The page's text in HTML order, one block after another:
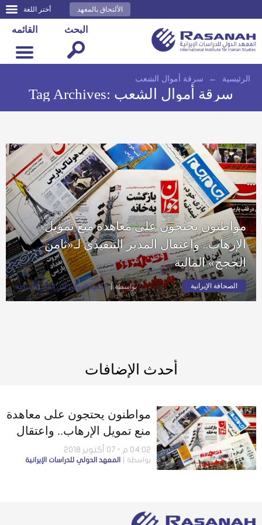
أختر اللغة الألتحاق بالمعهد
القائمه البحث
الرئيسية ← سرقة أموال الشعب
Tag Archives: سرقة أموال الشعب
مواطنون يحتجون على معاهدة منع تمويل
الإرهاب.. واعتقال المدير التنفيذي لـ«ثامن
الحجج» المالية
الصحافة الإيرانية بواسطة المعهد الدولي للدراسات الإيرانية
أحدث الإضافات
مواطنون يحتجون على معاهدة
منع تمويل الإرهاب.. واعتقال
المدير التنفيذي لـ«ثامن
الحجج» المالية
04:02 م - 07 أكتوبر 2018
بواسطة المعهد الدولي للدراسات الإيرانية